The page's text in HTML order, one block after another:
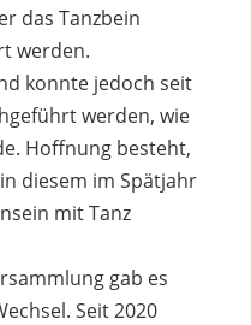
das Tanzbein
werden.
konnte jedoch seit
werden, wie
Hoffnung besteht,
diesem im Spätjahr
mit Tanz
gab es
Seit 2020